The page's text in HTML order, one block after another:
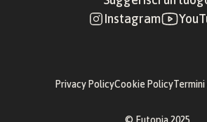
Instagram
Privacy PolicyCookie Policy